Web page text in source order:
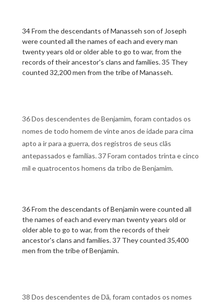
34 From the descendants of Manasseh son of Joseph
were counted all the names of each and every man
twenty years old or older able to go to war, from the
records of their ancestor's clans and families. 35 They
counted 32,200 men from the tribe of Manasseh.
36 Dos descendentes de Benjamim, foram contados os
nomes de todo homem de vinte anos de idade para cima
apto a ir para a guerra, dos registros de seus clãs
antepassados e famílias. 37 Foram contados trinta e cinco
mil e quatrocentos homens da tribo de Benjamim.
36 From the descendants of Benjamin were counted all
the names of each and every man twenty years old or
older able to go to war, from the records of their
ancestor's clans and families. 37 They counted 35,400
men from the tribe of Benjamin.
38 Dos descendentes de Dã, foram contados os nomes